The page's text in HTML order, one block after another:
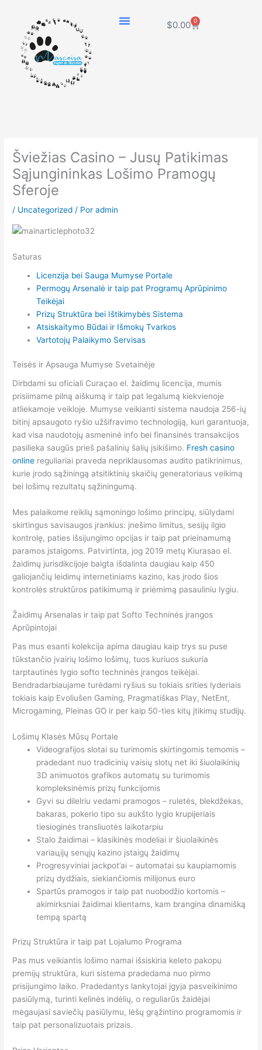
contenido
$0.00 0
Carrito
Šviežias Casino – Jusų Patikimas
Sąjungininkas Lošimo Pramogų
Sferoje
/ Uncategorized / Poradmin
Saturas
Licenzija bei Sauga Mumyse Portale
Permogų Arsenalė ir taip pat Programų Aprūpinimo
Teikėjai
Prizų Struktūra bei Ištikimybės Sistema
Atsiskaitymo Būdai ir Išmokų Tvarkos
Vartotojų Palaikymo Servisas
Teisės ir Apsauga Mumyse Svetainėje
Dirbdami su oficiali Curaçao el. žaidimų licencija, mumis
prisiimame pilną aiškumą ir taip pat legalumą kiekvienoje
atliekamoje veikloje. Mumyse veikianti sistema naudoja 256-ių
bitinį apsaugoto ryšio užšifravimo technologiją, kuri garantuoja,
kad visa naudotojų asmeninė info bei finansinės transakcijos
pasilieka saugūs prieš pašalinių šalių įsikišimo. Fresh casino
online reguliariai praveda nepriklausomas audito patikrinimus,
kurie įrodo sąžiningą atsitiktinių skaičių generatoriaus veikimą
bei lošimų rezultatų sąžiningumą.
Mes palaikome reiklių sąmoningo lošimo principų, siūlydami
skirtingus savisaugos įrankius: įnešimo limitus, sesijų ilgio
kontrolę, paties išsijungimo opcijas ir taip pat prieinamumą
paramos įstaigoms. Patvirtinta, jog 2019 metų Kiurasao el.
žaidimų jurisdikcijoje baigta išdalinta daugiau kaip 450
galiojančių leidimų internetiniams kazino, kas įrodo šios
kontrolės struktūros patikimumą ir priėmimą pasauliniu lygiu.
Žaidimų Arsenalas ir taip pat Softo Techninės įrangos
Aprūpintojai
Pas mus esanti kolekcija apima daugiau kaip trys su puse
tūkstančio įvairių lošimo lošimų, tuos kuriuos sukuria
tarptautinės lygio softo techninės įrangos teikėjai.
Bendradarbiaujame turėdami ryšius su tokiais srities lyderiais
tokiais kaip Evoliušen Gaming, Pragmatiškas Play, NetEnt,
Microgaming, Pleinas GO ir per kaip 50-ties kitų įtikimų studijų.
Lošimų Klasės Mūsų Portale
Videografijos slotai su turimomis skirtingomis temomis –
pradedant nuo tradicinių vaisių slotų net iki šiuolaikinių
3D animuotos grafikos automatų su turimomis
kompleksinėmis prizų funkcijomis
Gyvi su dilelriu vedami pramogos – ruletės, blekdžekas,
bakaras, pokerio tipo su aukšto lygio krupijeriais
tiesioginės transliuotės laikotarpiu
Stalo žaidimai – klasikinės modeliai ir šiuolaikinės
variацijų senųjų kazino įstaigų žaidimų
Progresyviniai jackpot’ai – automatai su kaupiamomis
prizų dydžiais, siekiančiomis milijonus euro
Spartūs pramogos ir taip pat nuobodžio kortomis –
akimirksniai žaidimai klientams, kam brangina dinamišką
tempą spartą
Prizų Struktūra ir taip pat Lojalumo Programa
Pas mus veikiantis lošimo namai išsiskiria keleto pakopu
premijų struktūra, kuri sistema pradedama nuo pirmo
prisijungimo laiko. Pradedantys lankytojai įgyja pasveikinimo
pasiūlymą, turinti kelinės indėlių, o reguliarūs žaidėjai
mėgaujasi saviečių pasiūlymu, lėšų grąžintino programomis ir
taip pat personalizuotais prizais.